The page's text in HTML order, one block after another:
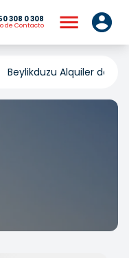
308 0 308
de Contacto
Beylikduzu Alquiler de
de